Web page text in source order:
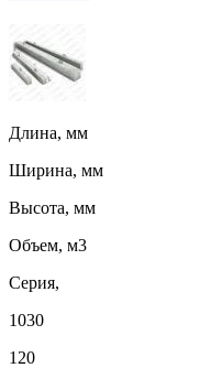
Длина, мм
Ширина, мм
Высота, мм
Объем, м3
Серия,
1030
120